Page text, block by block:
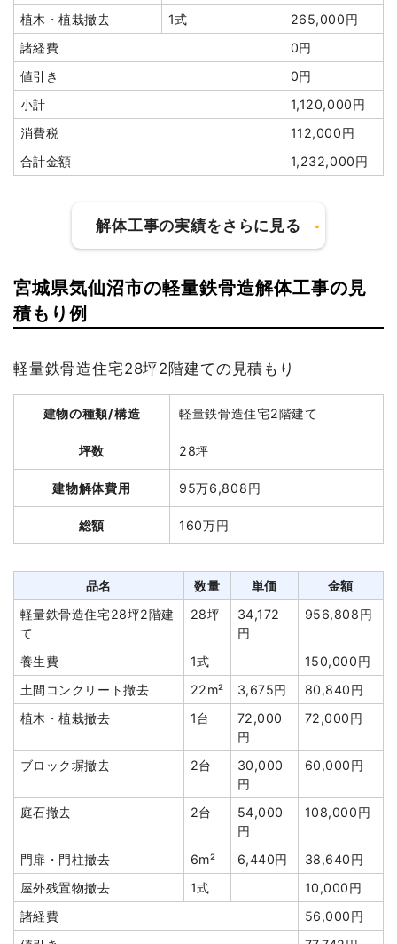
植木・植栽撤去
1式
265,000円
諸経費
0円
値引き
0円
小計
1,120,000円
消費税
112,000円
合計金額
1,232,000円
解体工事の実績をさらに見る
建物の種類/構造
建物解体費用 61万8,000円
総額 95万7,000円
木造住宅33坪2階建て
33坪 18,727円
618,000円
155m²
2,000円
小計
870,000円
消費税
87,000円
合計金額
957,000円
建物の種類/構造 木造住宅2階建て
78坪
建物解体費用 206万8,000円
総額 387万2,000円
宮城県気仙沼市の軽量鉄骨造解体工事の見
積もり例
軽量鉄骨造住宅28坪2階建ての見積もり
建物の種類/構造 軽量鉄骨造住宅2階建て
坪数 28坪
建物解体費用 95万6,808円
総額 160万円
品名 数量 単価
金額
軽量鉄骨造住宅28坪2階建
て
28坪
34,172
円
956,808円
養生費 1式
150,000円
土間コンクリート撤去
22m² 3,675円
80,840円
植木・植栽撤去
1台
72,000
円
72,000円
ブロック塀撤去 2台
30,000
円
60,000円
庭石撤去 2台
54,000
円
108,000円
門扉・門柱撤去 6m² 6,440円
38,640円
屋外残置物撤去
1式
10,000円
諸経費
56,000円